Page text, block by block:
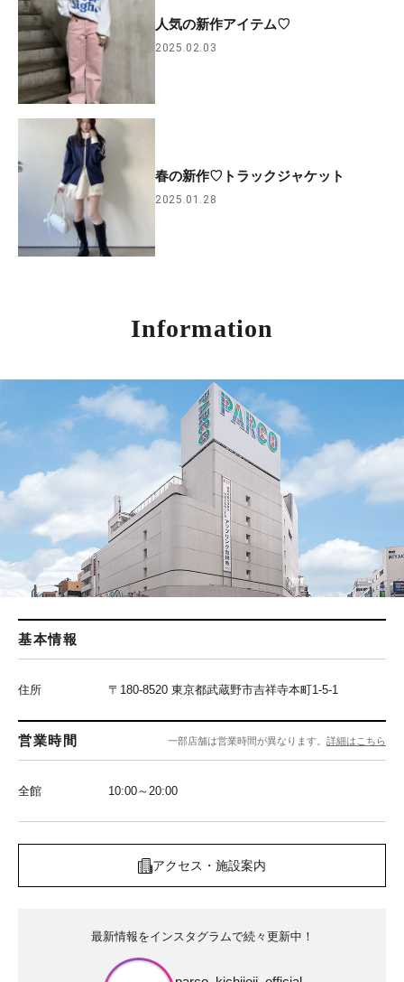
人気の新作アイテム♡
2025.02.03
春の新作♡トラックジャケット
2025.01.28
Information
基本情報
住所 〒180-8520 東京都武蔵野市吉祥寺本町1-5-1
営業時間 一部店舗は営業時間が異なります。 詳細はこちら
全館 10:00～20:00
アクセス・施設案内
最新情報をインスタグラムで続々更新中！